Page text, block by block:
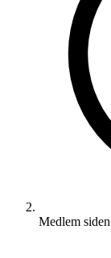
Medlem siden